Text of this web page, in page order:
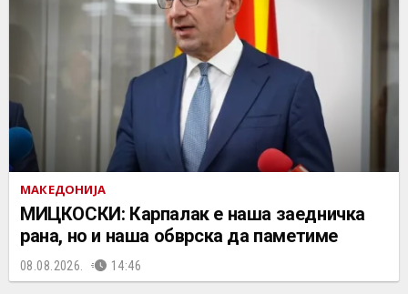
МАКЕДОНИЈА
МИЦКОСКИ: Карпалак е наша заедничка
рана, но и наша обврска да паметиме
08.08.2026. 14:46